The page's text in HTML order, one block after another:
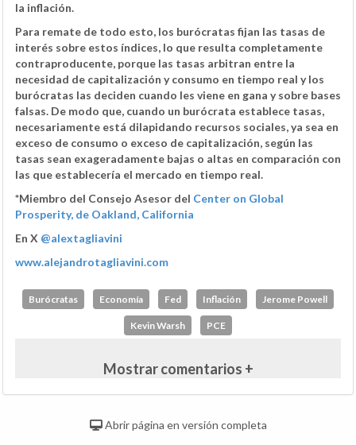
la inflación.
Para remate de todo esto, los burócratas fijan las tasas de
interés sobre estos índices, lo que resulta completamente
contraproducente, porque las tasas arbitran entre la
necesidad de capitalización y consumo en tiempo real y los
burócratas las deciden cuando les viene en gana y sobre bases
falsas. De modo que, cuando un burócrata establece tasas,
necesariamente está dilapidando recursos sociales, ya sea en
exceso de consumo o exceso de capitalización, según las
tasas sean exageradamente bajas o altas en comparación con
las que establecería el mercado en tiempo real.
*Miembro del Consejo Asesor del Center on Global
Prosperity, de Oakland, California
En X @alextagliavini
www.alejandrotagliavini.com
Burócratas Economía Fed Inflación Jerome Powell
Kevin Warsh PCE
Mostrar comentarios +
Abrir página en versión completa